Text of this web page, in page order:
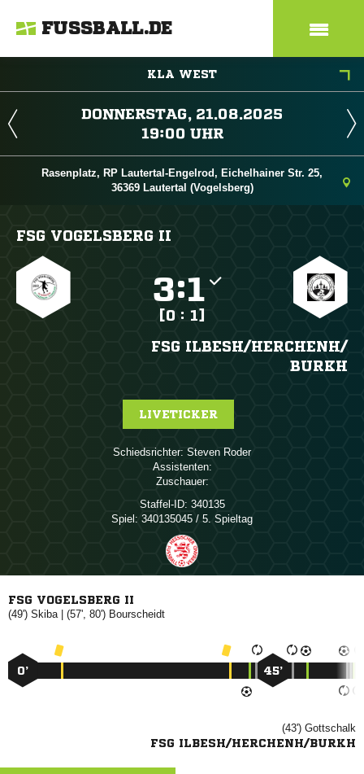
FUSSBALL.DE
KLA WEST
 
 
Rasenplatz, RP Lautertal-Engelrod, Eichelhainer Str. 25,
36369 Lautertal (Vogelsberg)
FSG VOGELSBERG II
:
[0 : 1]
FSG ILBESH/​HERCHENH/​
BURKH
LIVETICKER
Schiedsrichter:  
Assistenten:
Zuschauer:
Staffel-ID: 340135
Spiel: 340135045 / 5. Spieltag
FSG VOGELSBERG II
(49') | (57', 80') 
0’ 45’
(43') 
FSG ILBESH/HERCHENH/BURKH